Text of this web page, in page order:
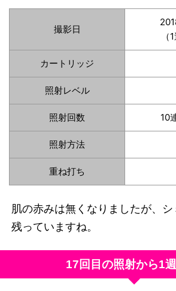
撮影日
（
カートリッジ
照射レベル
照射回数 10
照射方法
重ね打ち
肌の赤みは無くなりましたが、シ
残っていますね。
17回目の照射から1